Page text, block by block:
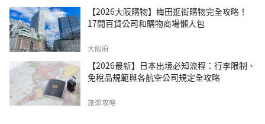
【2026大阪購物】梅田逛街購物完全攻略！
17間百貨公司和購物商場懶人包
大阪府
【2026最新】日本出境必知流程：行李限制、
免稅品規範與各航空公司規定全攻略
旅遊攻略